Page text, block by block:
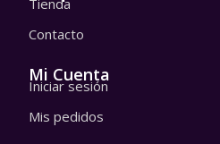
s
p
Tienda
Contacto
Mi Cuenta
Iniciar sesión
Mis pedidos